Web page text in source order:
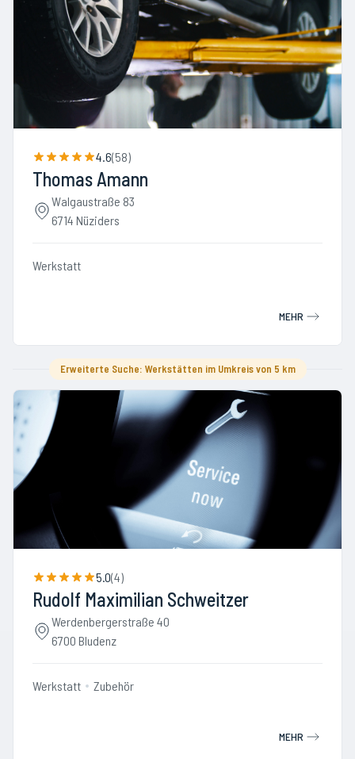
4.6(58)
Thomas Amann
Walgaustraße 83
6714 Nüziders
Werkstatt
MEHR
Erweiterte Suche: Werkstätten im Umkreis von 5 km
5.0(4)
Rudolf Maximilian Schweitzer
Werdenbergerstraße 40
6700 Bludenz
Werkstatt Zubehör
MEHR